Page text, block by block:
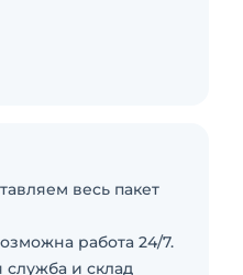
весь пакет
работа 24/7.
служба и склад